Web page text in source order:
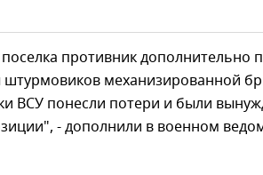
противник дополнительно
механизированной
ВСУ понесли потери и были
- дополнили в военном